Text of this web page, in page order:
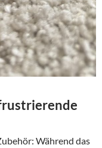
Während das